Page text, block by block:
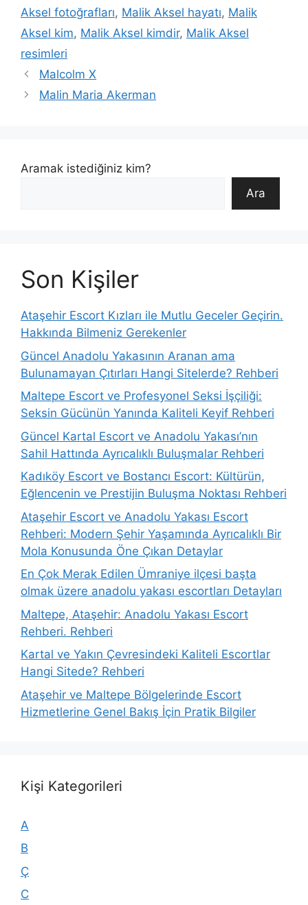
Aksel fotoğrafları, Malik Aksel hayatı, Malik
Aksel kim, Malik Aksel kimdir, Malik Aksel
resimleri
Malcolm X
Malin Maria Akerman
Aramak istediğiniz kim?
Ara
Son Kişiler
Ataşehir Escort Kızları ile Mutlu Geceler Geçirin.
Hakkında Bilmeniz Gerekenler
Güncel Anadolu Yakasının Aranan ama
Bulunamayan Çıtırları Hangi Sitelerde? Rehberi
Maltepe Escort ve Profesyonel Seksi İşçiliği:
Seksin Gücünün Yanında Kaliteli Keyif Rehberi
Güncel Kartal Escort ve Anadolu Yakası’nın
Sahil Hattında Ayrıcalıklı Buluşmalar Rehberi
Kadıköy Escort ve Bostancı Escort: Kültürün,
Eğlencenin ve Prestijin Buluşma Noktası Rehberi
Ataşehir Escort ve Anadolu Yakası Escort
Rehberi: Modern Şehir Yaşamında Ayrıcalıklı Bir
Mola Konusunda Öne Çıkan Detaylar
En Çok Merak Edilen Ümraniye ilçesi başta
olmak üzere anadolu yakası escortları Detayları
Maltepe, Ataşehir: Anadolu Yakası Escort
Rehberi. Rehberi
Kartal ve Yakın Çevresindeki Kaliteli Escortlar
Hangi Sitede? Rehberi
Ataşehir ve Maltepe Bölgelerinde Escort
Hizmetlerine Genel Bakış İçin Pratik Bilgiler
Kişi Kategorileri
A
B
Ç
C